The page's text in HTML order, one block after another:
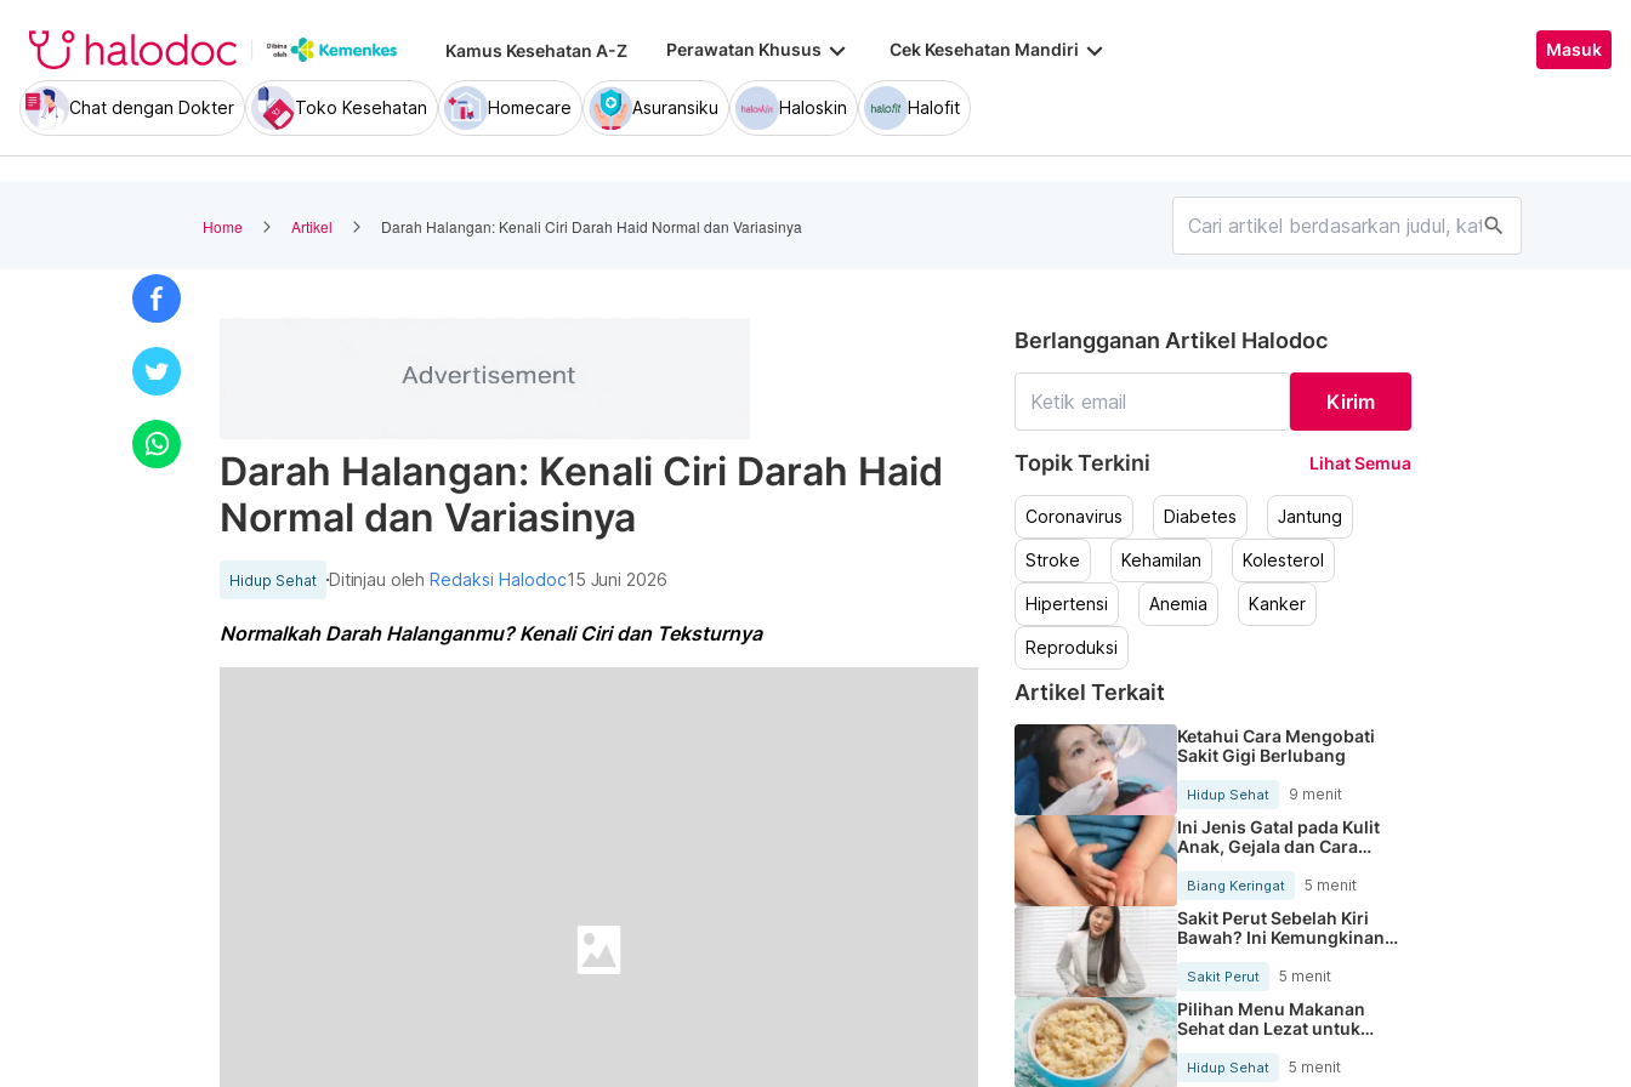
Kamus Kesehatan A-Z Perawatan Khusus keyboard_arrow_down Cek Kesehatan Mandiri keyboard_arrow_down Masuk
Chat dengan Dokter Toko Kesehatan Homecare Asuransiku Haloskin Halofit
Home Artikel Darah Halangan: Kenali Ciri Darah Haid Normal dan Variasinya search
Darah Halangan: Kenali Ciri Darah Haid
Normal dan Variasinya
Hidup Sehat Ditinjau olehRedaksi Halodoc15 Juni 2026
Normalkah Darah Halanganmu? Kenali Ciri dan Teksturnya
Berlangganan Artikel Halodoc
Kirim
Topik Terkini Lihat Semua
Coronavirus Diabetes Jantung
Stroke Kehamilan Kolesterol
Hipertensi Anemia Kanker
Reproduksi
Artikel Terkait
Ketahui Cara Mengobati
Sakit Gigi Berlubang
Hidup Sehat 9 menit
Ini Jenis Gatal pada Kulit
Anak, Gejala dan Cara
Mengobatinya
Biang Keringat 5 menit
Sakit Perut Sebelah Kiri
Bawah? Ini Kemungkinan
Sakit Perut 5 menit
Pilihan Menu Makanan
Sehat dan Lezat untuk
Mengurangi Kolesterol
Hidup Sehat 5 menit